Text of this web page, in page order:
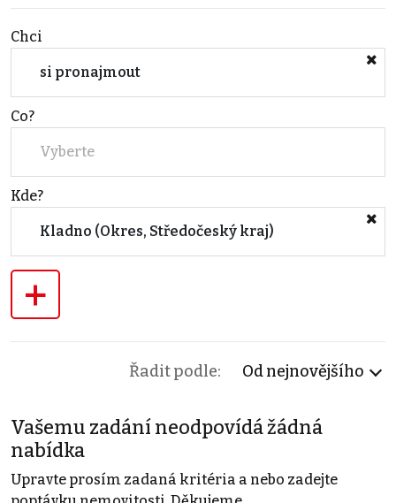
Chci
si pronajmout
Co?
Vyberte
Kde?
Kladno (Okres, Středočeský kraj)
+
Řadit podle: Od nejnovějšího
Vašemu zadání neodpovídá žádná
nabídka
Upravte prosím zadaná kritéria a nebo zadejte